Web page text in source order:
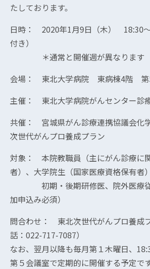
たしております。
日時： 2020年1月9日（木） 18:30
付き）
＊通常と開催週が異なります
会場： 東北大学病院 東病棟4階 第
主催： 東北大学病院がんセンター診
共催： 宮城県がん診療連携協議会化
次世代がんプロ養成プラン
対象： 本院教職員（主にがん診療に
者）、大学院生（国家医療資格保有者）
初期・後期研修医、院外医療従
加申込み必須）
問合わせ： 東北次世代がんプロ養成
話：022-717-7087）
なお、翌月以降も毎月第１木曜日、
第５会議室で定期的に開催する予定です